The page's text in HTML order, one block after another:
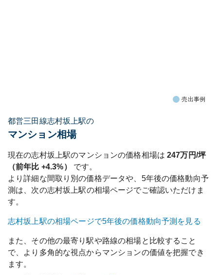
売出事例
都営三田線志村坂上駅の
マンション相場
現在の志村坂上駅のマンションの価格相場は 247万円/坪
（前年比 +4.3%）
です。
より詳細な間取り別の価格データや、5年後の価格動向予
測は、次の志村坂上駅の相場ページでご確認いただけま
す。
志村坂上駅の相場ページで5年後の価格動向予測を見る
また、その他の最寄り駅や路線の相場と比較すること
で、より多角的な視点からマンションの価値を把握でき
ます。